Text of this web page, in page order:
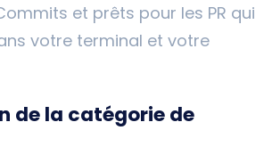
et prêts pour les PR qui
votre terminal et votre
de la catégorie de